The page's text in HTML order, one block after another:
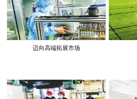
迈向高端拓展市场